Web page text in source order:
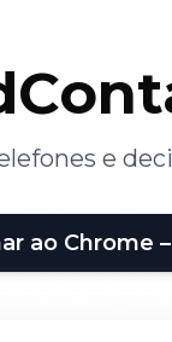
e
ao Chrome